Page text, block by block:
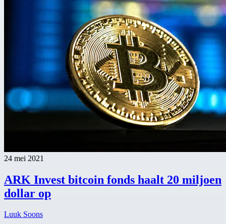
24 mei 2021
ARK Invest bitcoin fonds haalt 20 miljoen
dollar op
Luuk Soons